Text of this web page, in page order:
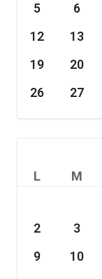
5
6
12
13
19
20
26
27
L M
2
3
9
10